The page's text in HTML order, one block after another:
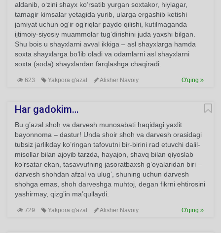
aldanib, o‘zini shayx ko‘rsatib yurgan soxtakor, hiylagar,
tamagir kimsalar yetagida yurib, ularga ergashib ketishi
jamiyat uchun og‘ir og‘riqlar paydo qilishi, kutilmaganda
ijtimoiy-siyosiy muammolar tug‘dirishini juda yaxshi bilgan.
Shu bois u shayxlarni avval ikkiga – asl shayxlarga hamda
soxta shayxlarga bo‘lib oladi va odamlarni asl shayxlarni
soxta (soda) shayxlardan farqlashga chaqiradi.
623 Yakpora g'azal Alisher Navoiy O'qing
Har gadokim…
Bu g’azal shoh va darvesh munosabati haqidagi yaxlit
bayonnoma – dastur! Unda shoir shoh va darvesh orasidagi
tubsiz jarlikday ko’ringan tafovutni bir-birini rad etuvchi dalil-
misollar bilan ajoyib tarzda, hayajon, shavq bilan qiyoslab
ko’rsatar ekan, tasavvufning jasoratbaxsh g’oyalaridan biri –
darvesh shohdan afzal va ulug’, shuning uchun darvesh
shohga emas, shoh darveshga muhtoj, degan fikrni ehtirosini
yashirmay, qizg’in ma’qullaydi.
729 Yakpora g'azal Alisher Navoiy O'qing